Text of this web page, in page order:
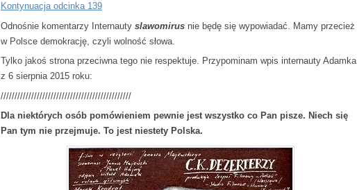
Kontynuacja odcinka 139
Odnośnie komentarzy Internauty slawomirus nie będę się wypowiadać. Mamy przecież
w Polsce demokrację, czyli wolność słowa.
Tylko jakoś strona przeciwna tego nie respektuje. Przypominam wpis internauty Adamka
z 6 sierpnia 2015 roku:
///////////////////////////////////////////////
Dla niektórych osób pomówieniem pewnie jest wszystko co Pan pisze. Niech się
Pan tym nie przejmuje. To jest niestety Polska.